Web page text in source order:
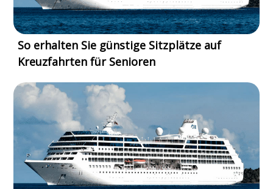
So erhalten Sie günstige Sitzplätze auf
Kreuzfahrten für Senioren